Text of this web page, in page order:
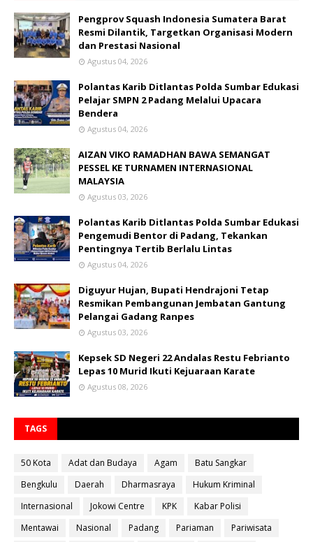
Pengprov Squash Indonesia Sumatera Barat
Resmi Dilantik, Targetkan Organisasi Modern
dan Prestasi Nasional
Agustus 04, 2026
Polantas Karib Ditlantas Polda Sumbar Edukasi
Pelajar SMPN 2 Padang Melalui Upacara
Bendera
Agustus 04, 2026
AIZAN VIKO RAMADHAN BAWA SEMANGAT
PESSEL KE TURNAMEN INTERNASIONAL
MALAYSIA
Agustus 03, 2026
Polantas Karib Ditlantas Polda Sumbar Edukasi
Pengemudi Bentor di Padang, Tekankan
Pentingnya Tertib Berlalu Lintas
Agustus 04, 2026
Diguyur Hujan, Bupati Hendrajoni Tetap
Resmikan Pembangunan Jembatan Gantung
Pelangai Gadang Ranpes
Agustus 03, 2026
Kepsek SD Negeri 22 Andalas Restu Febrianto
Lepas 10 Murid Ikuti Kejuaraan Karate
Agustus 08, 2026
TAGS
50 Kota Adat dan Budaya Agam
Batu Sangkar
Bengkulu
Daerah Dharmasraya
Hukum Kriminal
Internasional
Jokowi Centre KPK
Kabar Polisi
Mentawai
Nasional Padang Pariaman Pariwisata